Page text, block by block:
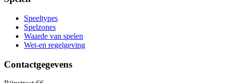
Speeltypes
Spelzones
Waarde van spelen
Wet-en regelgeving
Contactgegevens